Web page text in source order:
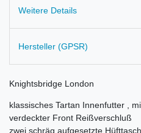
Weitere Details
Hersteller (GPSR)
Knightsbridge London
klassisches Tartan Innenfutter ,
verdeckter Front Reißverschluß
zwei schräg aufgesetzte